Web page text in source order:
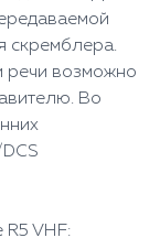
скремблера.
речи возможно
Во
VHF: